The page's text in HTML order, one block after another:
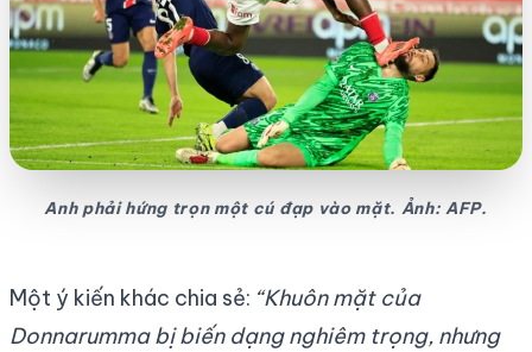
Anh phải hứng trọn một cú đạp vào mặt. Ảnh: AFP.
Một ý kiến khác chia sẻ: “Khuôn mặt của
Donnarumma bị biến dạng nghiêm trọng, nhưng